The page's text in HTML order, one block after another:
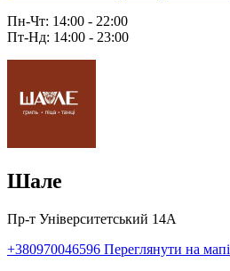
Пн-Чт: 14:00 - 22:00
Пт-Нд: 14:00 - 23:00
Шале
Пр-т Університетський 14А
+380970046596 Переглянути на мапі